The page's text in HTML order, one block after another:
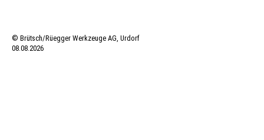
© Brütsch/Rüegger Werkzeuge AG, Urdorf
08.08.2026